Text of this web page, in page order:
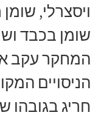
ויסצרלי,
שומן בכבד
הניסויים